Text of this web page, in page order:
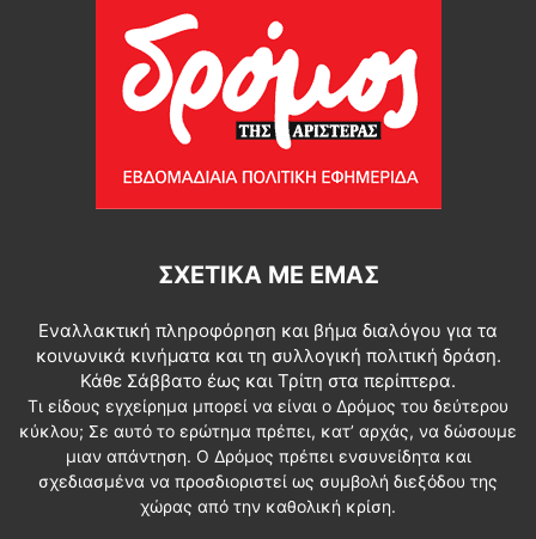
ΣΧΕΤΙΚΆ ΜΕ ΕΜΆΣ
Εναλλακτική πληροφόρηση και βήμα διαλόγου για τα
κοινωνικά κινήματα και τη συλλογική πολιτική δράση.
Κάθε Σάββατο έως και Τρίτη στα περίπτερα.
Τι είδους εγχείρημα μπορεί να είναι ο Δρόμος του δεύτερου
κύκλου; Σε αυτό το ερώτημα πρέπει, κατ’ αρχάς, να δώσουμε
μιαν απάντηση. Ο Δρόμος πρέπει ενσυνείδητα και
σχεδιασμένα να προσδιοριστεί ως συμβολή διεξόδου της
χώρας από την καθολική κρίση.